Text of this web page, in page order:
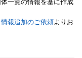
一覧の情報を基に作成
情報追加のご依頼よりお